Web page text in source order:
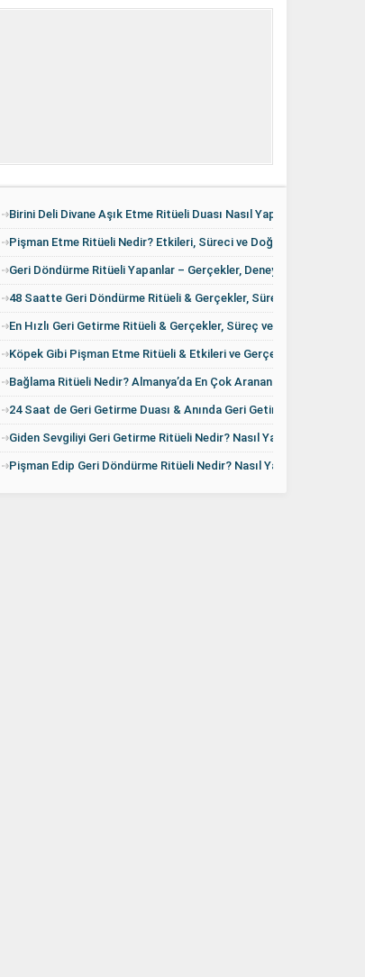
Birini Deli Divane Aşık Etme Ritüeli Duası Nasıl Yapılır? Etkili midir?
Pişman Etme Ritüeli Nedir? Etkileri, Süreci ve Doğru Yaklaşım
Geri Döndürme Ritüeli Yapanlar – Gerçekler, Deneyimler ve Doğru
48 Saatte Geri Döndürme Ritüeli & Gerçekler, Süreç ve Etkileri
En Hızlı Geri Getirme Ritüeli & Gerçekler, Süreç ve Doğru Bilgiler
Köpek Gibi Pişman Etme Ritüeli & Etkileri ve Gerçekler
Bağlama Ritüeli Nedir? Almanya’da En Çok Aranan Uygulamalar
24 Saat de Geri Getirme Duası & Anında Geri Getirme Duası
Giden Sevgiliyi Geri Getirme Ritüeli Nedir? Nasıl Yapılır?
Pişman Edip Geri Döndürme Ritüeli Nedir? Nasıl Yapılır ve Etkileri